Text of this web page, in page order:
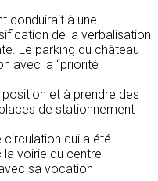
conduirait à une
de la verbalisation
Le parking du château
avec la “priorité
et à prendre des
de stationnement
circulation qui a été
voirie du centre
sa vocation